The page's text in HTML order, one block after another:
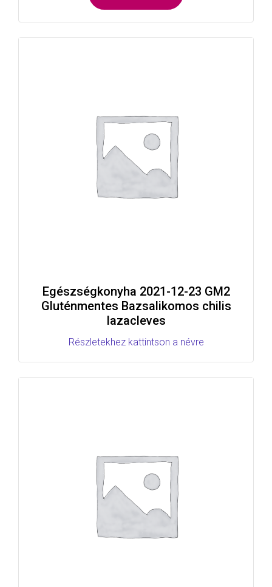
Egészségkonyha 2021-12-23 GM2
Gluténmentes Bazsalikomos chilis
lazacleves
Részletekhez kattintson a névre